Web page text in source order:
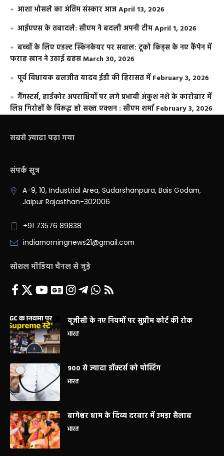
आशा भोसले का अंतिम संस्कार आजApril 13, 2026
आईएएस के तबादले: सीएम ने बदली अपनी टीमApril 1, 2026
बच्चों के लिए एडल्ट स्किनकेयर पर सवाल: टूको किड्स के नए कैंपेन में
फराह खान ने उठाई बहसMarch 30, 2026
पूर्व विधायक बलजीत यादव ईडी की हिरासत में February 3, 2026
गैंगस्टर्स, हार्डकोर अपराधियों पर लगे प्रभावी अंकुश नशे के कारोबार में
लिप्त गिरोहों के विरूद्ध हो सख्त एक्शन : सीएम शर्मा February 3, 2026
सबसे ज़्यादा पढ़ा गया
संपर्क सूत्र
A-9, 10, Industrial Area, Sudarshanpura, Bais Godam,
Jaipur Rajasthan-302006
+91 73576 89838
indiamorningnews21@gmail.com
सोशल मीडिया चैनल से जुड़े
यूजीसी के नए नियमों पर सुप्रीम कोर्ट की रोक
भारत
900 से ज्यादा डॉक्टर्स को पोस्टिंग
भारत
बागेश्वर धाम के दिव्य दरबार में उमड़ा सैलाब
भारत